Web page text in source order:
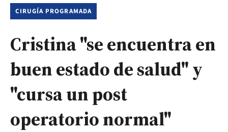
CIRUGÍA PROGRAMADA
Cristina "se encuentra en
buen estado de salud" y
"cursa un post
operatorio normal"